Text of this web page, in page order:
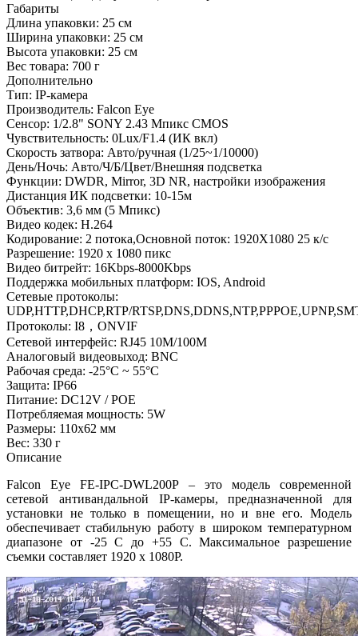
Габариты
Длина упаковки: 25 см
Ширина упаковки: 25 см
Высота упаковки: 25 см
Вес товара: 700 г
Дополнительно
Тип: IP-камера
Производитель: Falcon Eye
Сенсор: 1/2.8" SONY 2.43 Мпикс CMOS
Чувствительность: 0Lux/F1.4 (ИК вкл)
Скорость затвора: Авто/ручная (1/25~1/10000)
День/Ночь: Авто/Ч/Б/Цвет/Внешняя подсветка
Функции: DWDR, Mirror, 3D NR, настройки изображения
Дистанция ИК подсветки: 10-15м
Объектив: 3,6 мм (5 Mпикс)
Видео кодек: H.264
Кодирование: 2 потока,Основной поток: 1920X1080 25 к/с
Разрешение: 1920 х 1080 пикс
Видео битрейт: 16Kbps-8000Kbps
Поддержка мобильных платформ: IOS, Android
Сетевые протоколы:
UDP,HTTP,DHCP,RTP/
Протоколы: I8，ONVIF
Сетевой интерфейс: RJ45 10M/100M
Аналоговый видеовыход: BNC
Рабочая среда: -25°C ~ 55°C
Защита: IP66
Питание: DC12V / POE
Потребляемая мощность: 5W
Размеры: 110х62 мм
Вес: 330 г
Описание
Falcon Eye FE-IPC-DWL200P – это модель современной
сетевой антивандальной IP-камеры, предназначенной для
установки не только в помещении, но и вне его. Модель
обеспечивает стабильную работу в широком температурном
диапазоне от -25 С до +55 С. Максимальное разрешение
съемки составляет 1920 х 1080Р.